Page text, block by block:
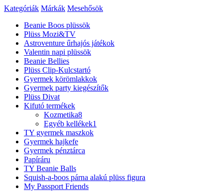
Kategóriák Márkák Mesehősök
Beanie Boos plüssök
Plüss Mozi&TV
Astroventure űrhajós játékok
Valentin napi plüssök
Beanie Bellies
Plüss Clip-Kulcstartó
Gyermek körömlakkok
Gyermek party kiegészítők
Plüss Divat
Kifutó termékek
Kozmetika8
Egyéb kellékek1
TY gyermek maszkok
Gyermek hajkefe
Gyermek pénztárca
Papíráru
TY Beanie Balls
Squish-a-boos párna alakú plüss figura
My Passport Friends